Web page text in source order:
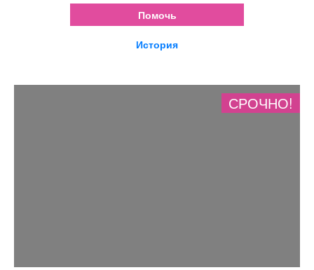
Помочь
История
СРОЧНО!